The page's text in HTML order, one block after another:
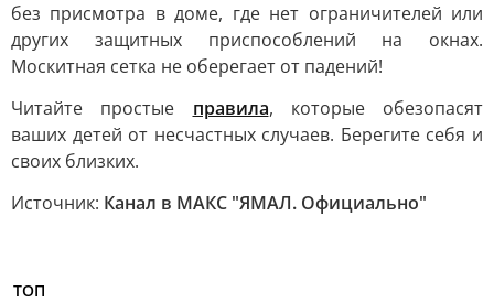
без присмотра в доме, где нет ограничителей или
других защитных приспособлений на окнах.
Москитная сетка не оберегает от падений!
Читайте простые правила, которые обезопасят
ваших детей от несчастных случаев. Берегите себя и
своих близких.
Источник: Канал в МАКС "ЯМАЛ. Официально"
ТОП